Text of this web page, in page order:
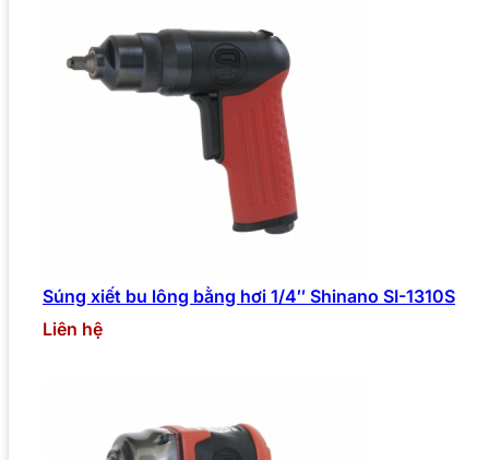
Súng xiết bu lông bằng hơi 1/4″ Shinano SI-1310S
Liên hệ